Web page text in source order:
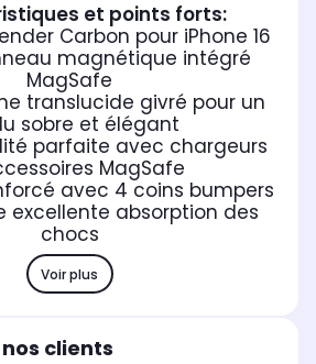
et points forts:
Carbon pour iPhone 16
magnétique intégré
MagSafe
translucide givré pour un
sobre et élégant
parfaite avec chargeurs
MagSafe
avec 4 coins bumpers
excellente absorption des
chocs
Voir plus
clients